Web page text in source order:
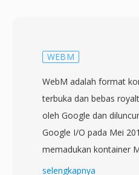
data tertentu — mulai
yang sangat luas
ProRes, Apple
PCM, di antara banyak
codec ini,
WEBM
WebM adalah format
terbuka dan bebas
oleh Google dan
Google I/O pada Mei
memadukan kontainer
MKV) dengan codec
selengkapnya